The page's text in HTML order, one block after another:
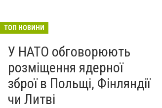
ТОП НОВИНИ
У НАТО обговорюють
розміщення ядерної
зброї в Польщі, Фінляндії
чи Литві